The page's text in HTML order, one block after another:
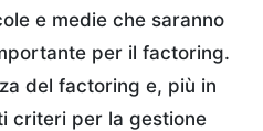
e medie che saranno
per il factoring.
del factoring e, più in
criteri per la gestione